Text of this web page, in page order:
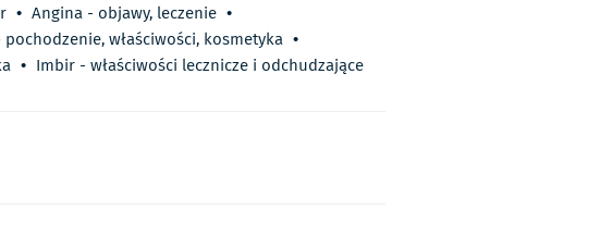
• Angina - objawy, leczenie •
właściwości, kosmetyka •
• Imbir - właściwości lecznicze i odchudzające